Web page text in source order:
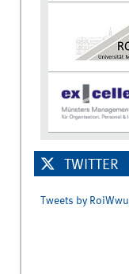
TWITTER
Tweets by RoiWwu